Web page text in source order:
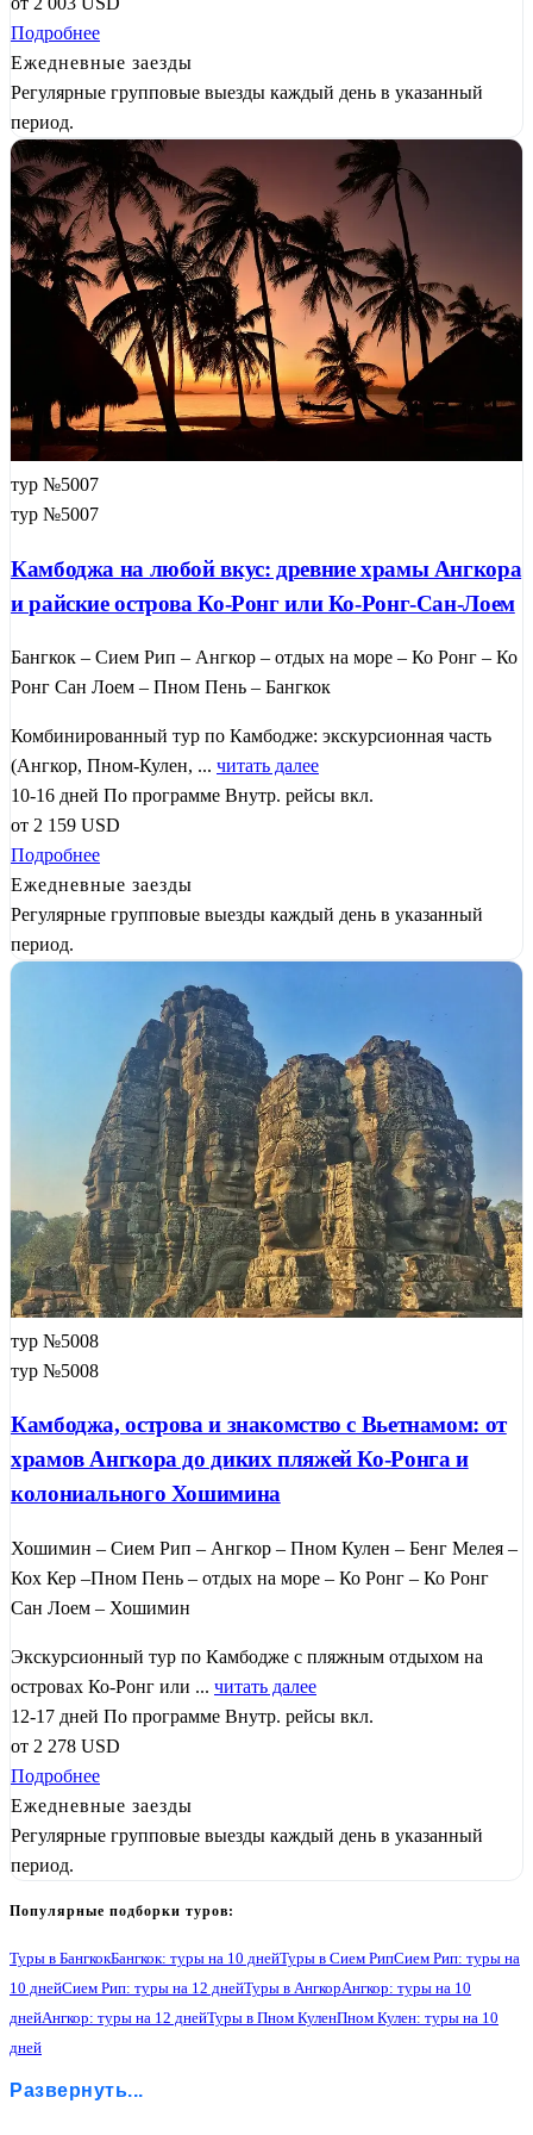
Подробнее
Ежедневные заезды
Регулярные групповые выезды каждый день в указанный
период.
тур №5007
тур №5007
Камбоджа на любой вкус: древние храмы Ангкора
и райские острова Ко-Ронг или Ко-Ронг-Сан-Лоем
Бангкок – Сием Рип – Ангкор – отдых на море – Ко Ронг – Ко
Ронг Сан Лоем – Пном Пень – Бангкок
Комбинированный тур по Камбодже: экскурсионная часть
(Ангкор, Пном-Кулен, ... читать далее
10-16 дней По программе Внутр. рейсы вкл.
от 2 159 USD
Подробнее
Ежедневные заезды
Регулярные групповые выезды каждый день в указанный
период.
тур №5008
тур №5008
Камбоджа, острова и знакомство с Вьетнамом: от
храмов Ангкора до диких пляжей Ко-Ронга и
колониального Хошимина
Хошимин – Сием Рип – Ангкор – Пном Кулен – Бенг Мелея –
Кох Кер –Пном Пень – отдых на море – Ко Ронг – Ко Ронг
Сан Лоем – Хошимин
Экскурсионный тур по Камбодже с пляжным отдыхом на
островах Ко-Ронг или ... читать далее
12-17 дней По программе Внутр. рейсы вкл.
от 2 278 USD
Подробнее
Ежедневные заезды
Регулярные групповые выезды каждый день в указанный
период.
Популярные подборки туров:
Туры в БангкокБангкок: туры на 10 днейТуры в Сием РипСием Рип: туры на
10 днейСием Рип: туры на 12 днейТуры в АнгкорАнгкор: туры на 10
днейАнгкор: туры на 12 днейТуры в Пном КуленПном Кулен: туры на 10
дней
Бенг Мелея: туры на 10 дней
Развернуть...